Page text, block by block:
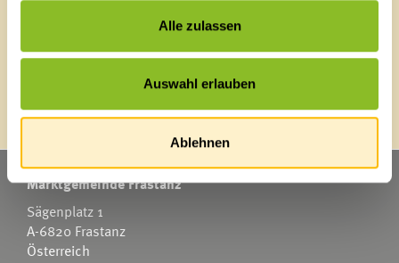
Alle zulassen
Auswahl erlauben
Ablehnen
Energieeffiziente Gemeinde
Marktgemeinde Frastanz
Sägenplatz 1
A-6820 Frastanz
Österreich